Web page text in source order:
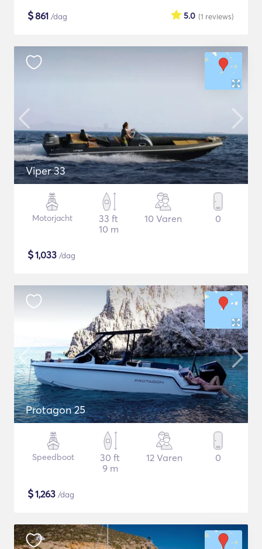
$861 /dag (1 reviews)
5.0
Viper 33
Motorjacht
33 ft
10 m
10 Varen 0
$1,033 /dag
Protagon 25
Speedboot
30 ft
9 m
12 Varen 0
$1,263 /dag